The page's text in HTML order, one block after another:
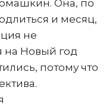
Она, по
и месяц,
не
на Новый год
потому что